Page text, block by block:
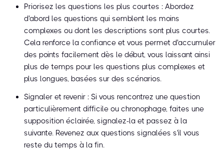
Priorisez les questions les plus courtes : Abordez
d'abord les questions qui semblent les moins
complexes ou dont les descriptions sont plus courtes.
Cela renforce la confiance et vous permet d'accumuler
des points facilement dès le début, vous laissant ainsi
plus de temps pour les questions plus complexes et
plus longues, basées sur des scénarios.
Signaler et revenir : Si vous rencontrez une question
particulièrement difficile ou chronophage, faites une
supposition éclairée, signalez-la et passez à la
suivante. Revenez aux questions signalées s'il vous
reste du temps à la fin.